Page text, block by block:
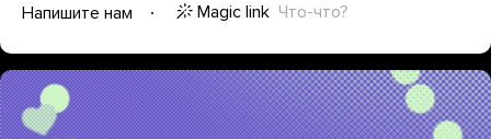
Напишите нам
Magic link Что-что?